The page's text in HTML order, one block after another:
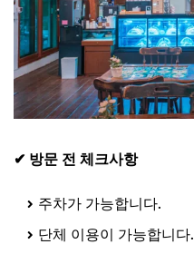
✔ 방문 전 체크사항
주차가 가능합니다.
단체 이용이 가능합니다.